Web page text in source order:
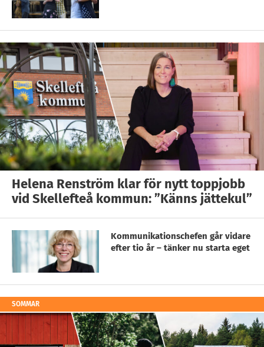
Helena Renström klar för nytt toppjobb
vid Skellefteå kommun: ”Känns jättekul”
Kommunikationschefen går vidare
efter tio år – tänker nu starta eget
SOMMAR